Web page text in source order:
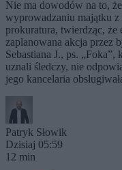
Nie ma dowodów na to,
wyprowadzaniu majątku z
prokuratura, twierdząc, że
zaplanowana akcja przez
Sebastiana J., ps.
uznali śledczy, nie
jego kancelaria
Patryk Słowik
Dzisiaj 05:59
12 min